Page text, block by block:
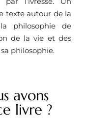
texte autour de la
philosophie de
de la vie et des
philosophie.
avons
livre ?